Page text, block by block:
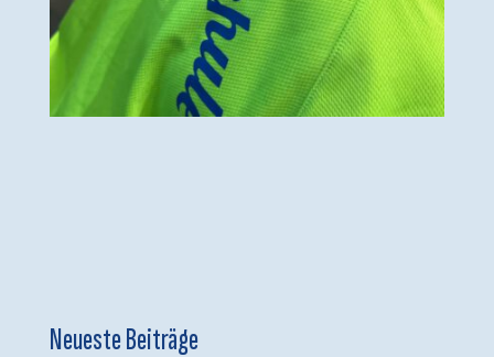
Neueste Beiträge